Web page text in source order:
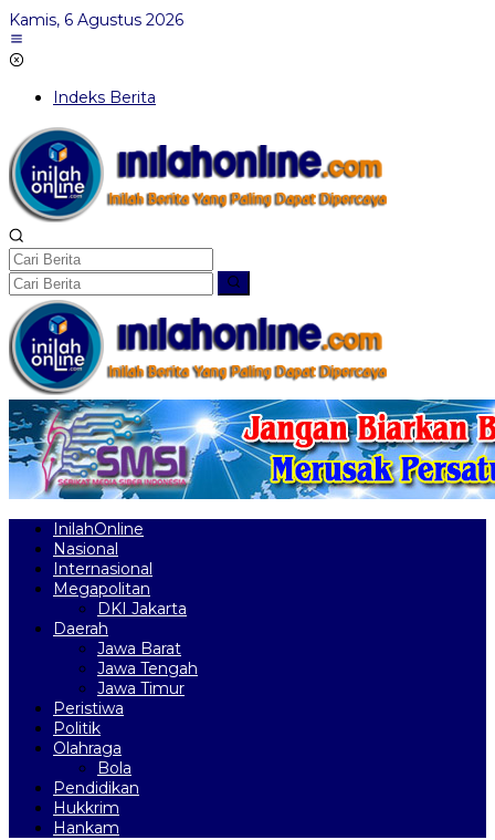
Lewati
ke
konten
Kamis, 6 Agustus 2026
Indeks Berita
InilahOnline
Nasional
Internasional
Megapolitan
DKI Jakarta
Daerah
Jawa Barat
Jawa Tengah
Jawa Timur
Peristiwa
Politik
Olahraga
Bola
Pendidikan
Hukkrim
Hankam